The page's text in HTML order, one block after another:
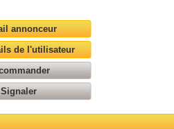
annonceur
de l'utilisateur
Signaler